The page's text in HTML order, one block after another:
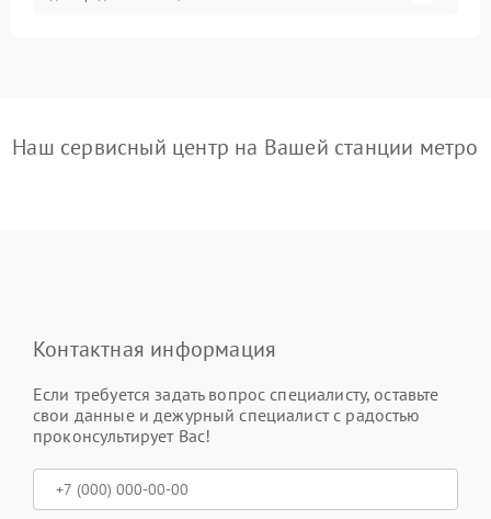
Наш сервисный центр на Вашей станции метро
Контактная информация
Если требуется задать вопрос специалисту, оставьте
свои данные и дежурный специалист с радостью
проконсультирует Вас!